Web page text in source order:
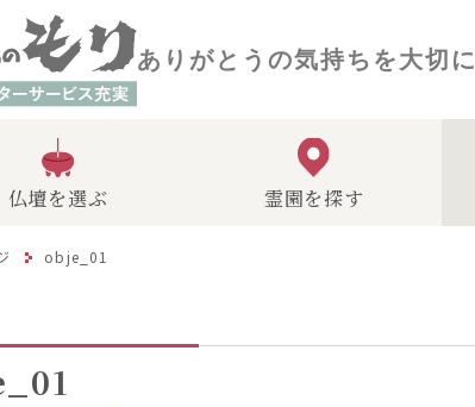
ありがとうの気持ちを大切に
仏壇を選ぶ 霊園を探す
obje_01